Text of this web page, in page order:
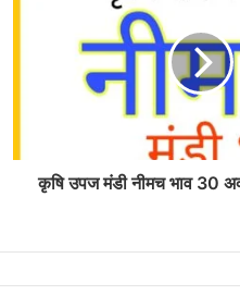
कृषि उपज मंडी नीमच भाव 30